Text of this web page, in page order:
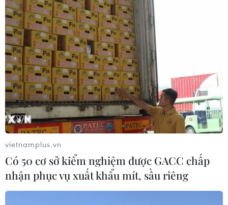
năng lượng tái tạo để đáp ứng nhu cầu điện đang tăng
mạnh tại nước này.
vietnamplus.vn
Có 50 cơ sở kiểm nghiệm được GACC chấp
nhận phục vụ xuất khẩu mít, sầu riêng